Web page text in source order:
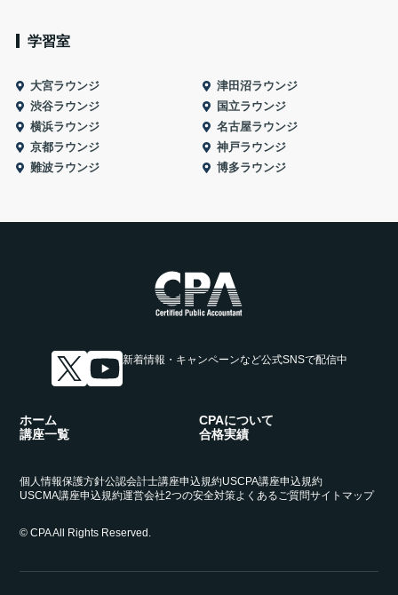
学習室
大宮ラウンジ
津田沼ラウンジ
渋谷ラウンジ
国立ラウンジ
横浜ラウンジ
名古屋ラウンジ
京都ラウンジ
神戸ラウンジ
難波ラウンジ
博多ラウンジ
新着情報・キャンペーンなど公式SNSで配信中
ホーム
CPAについて
講座一覧
合格実績
個人情報保護方針公認会計士講座申込規約USCPA講座申込規約
USCMA講座申込規約運営会社2つの安全対策よくあるご質問サイトマップ
© CPA All Rights Reserved.